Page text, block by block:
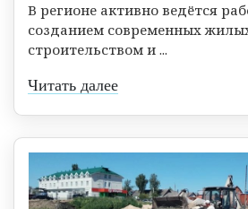
В регионе активно ведётся
созданием современных
строительством и ...
Читать далее